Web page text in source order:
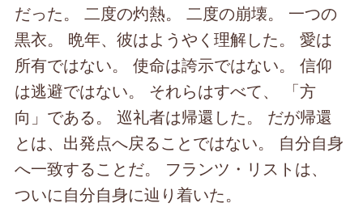
だった。 二度の灼熱。 二度の崩壊。 一つの
黒衣。 晩年、彼はようやく理解した。 愛は
所有ではない。 使命は誇示ではない。 信仰
は逃避ではない。 それらはすべて、 「方
向」である。 巡礼者は帰還した。 だが帰還
とは、出発点へ戻ることではない。 自分自身
へ一致することだ。 フランツ・リストは、
ついに自分自身に辿り着いた。